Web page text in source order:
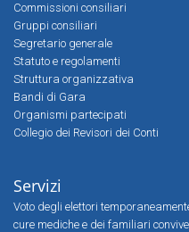
Commissioni consiliari
Gruppi consiliari
Segretario generale
Statuto e regolamenti
Struttura organizzativa
Bandi di Gara
Organismi partecipati
Collegio dei Revisori dei Conti
Servizi
Voto degli elettori
cure mediche e dei familiari